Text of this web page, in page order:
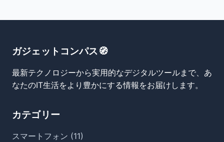
ガジェットコンパス🧭
最新テクノロジーから実用的なデジタルツールまで、あ
なたのIT生活をより豊かにする情報をお届けします。
カテゴリー
スマートフォン (11)